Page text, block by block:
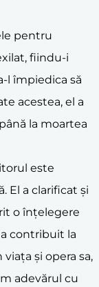
pentru
fiindu-i
l împiedica să
acestea, el a
la moartea
este
El a clarificat și
o înțelegere
contribuit la
și opera sa,
adevărul cu